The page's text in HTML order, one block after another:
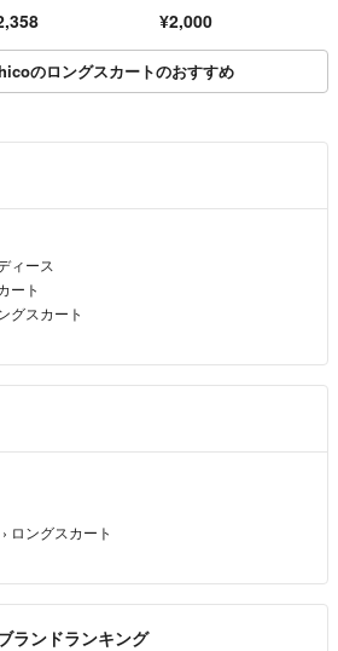
¥2,000
のロングスカートのおすすめ
ィース
ート
グスカート
› ロングスカート
ランドランキング